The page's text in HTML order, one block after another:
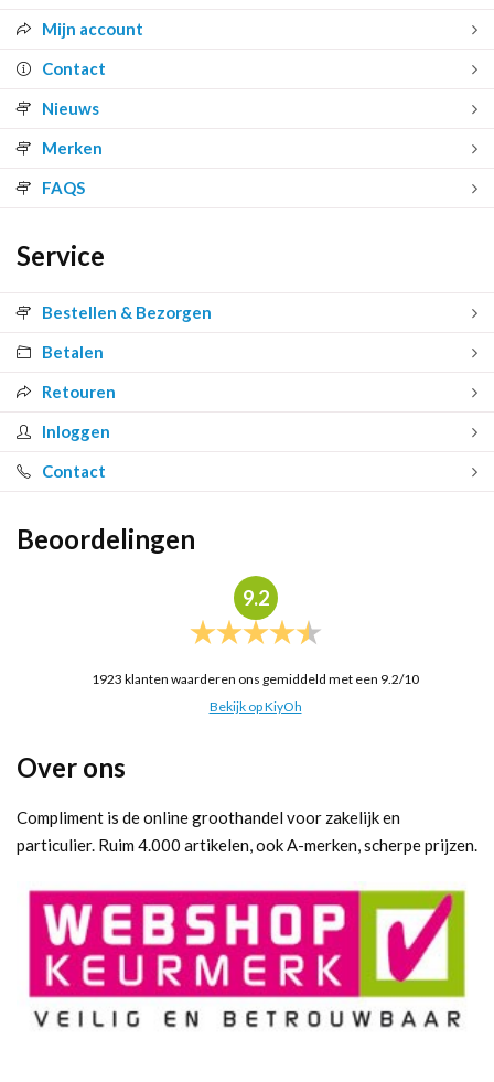
Mijn account
Contact
Nieuws
Merken
FAQS
Service
Bestellen & Bezorgen
Betalen
Retouren
Inloggen
Contact
Beoordelingen
9.2
1923 klanten waarderen ons gemiddeld met een 9.2/10
Bekijk op KiyOh
Over ons
Compliment is de online groothandel voor zakelijk en
particulier. Ruim 4.000 artikelen, ook A-merken, scherpe prijzen.